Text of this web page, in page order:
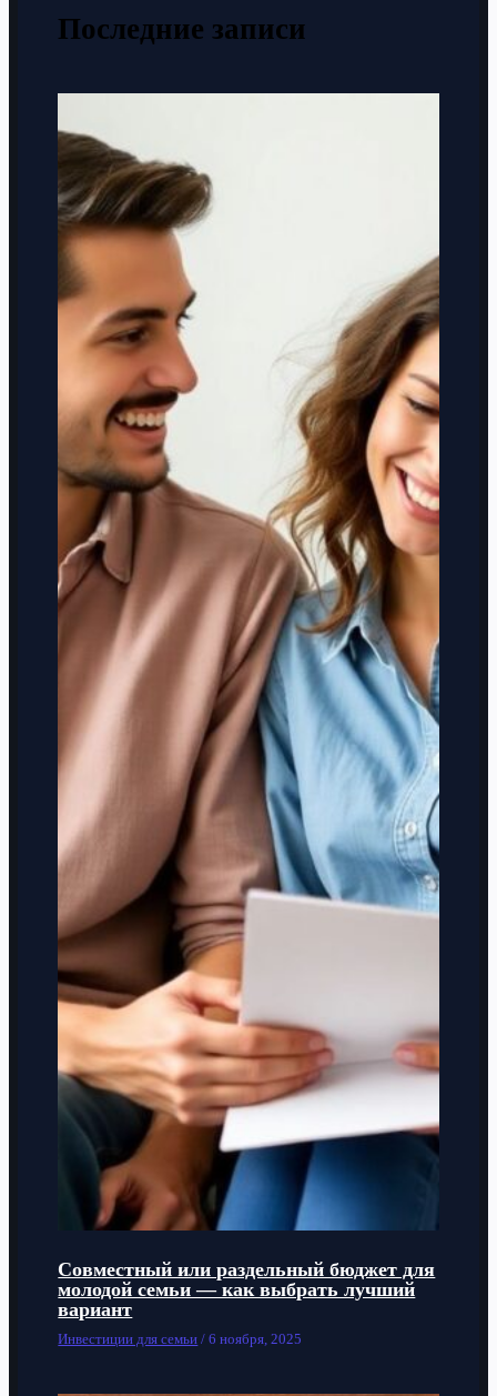
Последние записи
Совместный или раздельный бюджет для
молодой семьи — как выбрать лучший
вариант
Инвестиции для семьи /6 ноября, 2025